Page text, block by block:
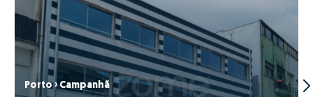
Porto › Campanhã